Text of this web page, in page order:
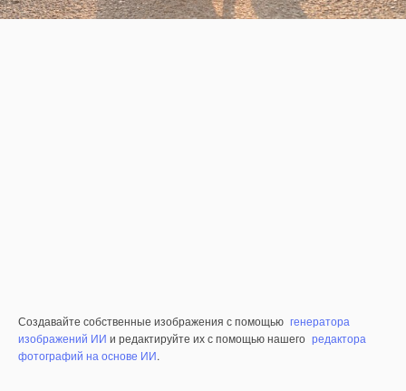
Создавайте собственные изображения с помощью генератора
изображений ИИ и редактируйте их с помощью нашего редактора
фотографий на основе ИИ.